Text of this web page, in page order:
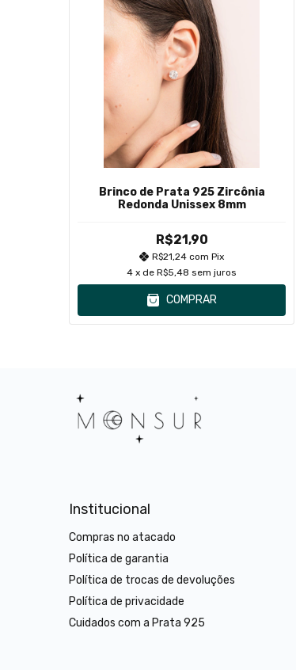
Brinco de Prata 925 Zircônia
Redonda Unissex 8mm
R$21,90
R$21,24 com Pix
4 x de R$5,48 sem juros
COMPRAR
Institucional
Compras no atacado
Política de garantia
Política de trocas de devoluções
Política de privacidade
Cuidados com a Prata 925